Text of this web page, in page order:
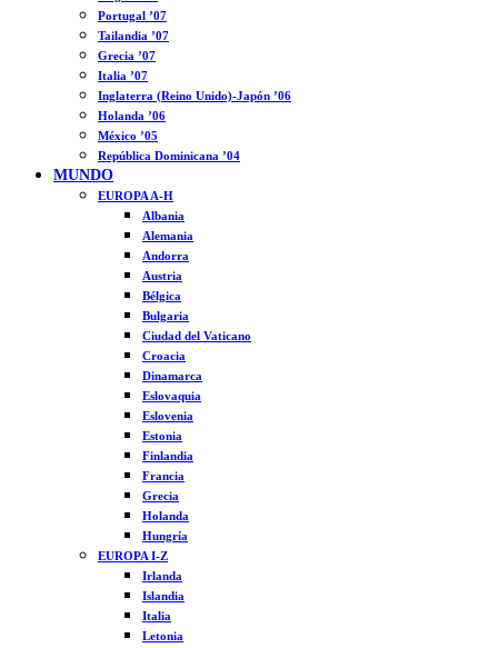
Portugal ’07
Tailandia ’07
Grecia ’07
Italia ’07
Inglaterra (Reino Unido)-Japón ’06
Holanda ’06
México ’05
República Dominicana ’04
MUNDO
EUROPA A-H
Albania
Alemania
Andorra
Austria
Bélgica
Bulgaria
Ciudad del Vaticano
Croacia
Dinamarca
Eslovaquia
Eslovenia
Estonia
Finlandia
Francia
Grecia
Holanda
Hungría
EUROPA I-Z
Irlanda
Islandia
Italia
Letonia